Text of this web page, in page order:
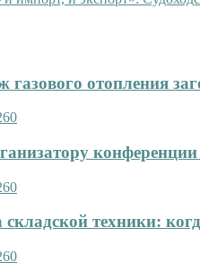
газового отопления
0
0
складской техники:
0